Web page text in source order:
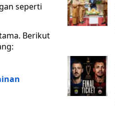
seperti
Berikut